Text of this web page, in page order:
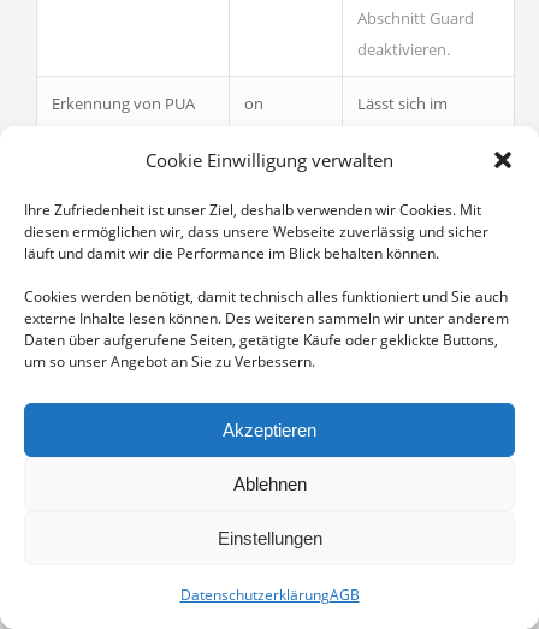
Cookie Einwilligung verwalten
Ihre Zufriedenheit ist unser Ziel, deshalb verwenden wir Cookies. Mit
diesen ermöglichen wir, dass unsere Webseite zuverlässig und sicher
läuft und damit wir die Performance im Blick behalten können.
Cookies werden benötigt, damit technisch alles funktioniert und Sie auch
externe Inhalte lesen können. Des weiteren sammeln wir unter anderem
Daten über aufgerufene Seiten, getätigte Käufe oder geklickte Buttons,
um so unser Angebot an Sie zu Verbessern.
Akzeptieren
Ablehnen
Einstellungen
DatenschutzerklärungAGB
Abschnitt Guard
deaktivieren.
Erkennung von PUA
on
Lässt sich im
deaktivieren.
Systemüberwachung
nach Neustart
on
Lässt sich im Menü
Extras →
Reiter Extras
deaktivieren.
Standardeinstellungen
on
Lässt sich im Menü
Einstellungen /
der Dateien